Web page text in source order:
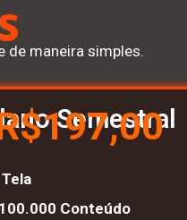
de maneira simples.
Semestral
Conteúdo